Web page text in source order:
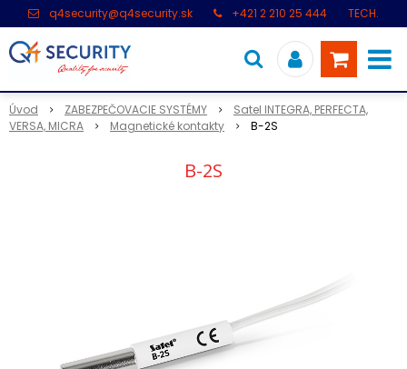
q4security@q4security.sk +421 2 210 25 444
TECH.
Úvod ZABEZPEČOVACIE SYSTÉMY
Satel INTEGRA, PERFECTA,
VERSA, MICRA
Magnetické kontakty B-2S
B-2S